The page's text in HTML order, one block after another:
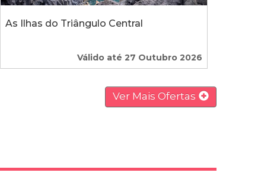
As Ilhas do Triângulo Central
Válido até 27 Outubro 2026
Ver Mais Ofertas